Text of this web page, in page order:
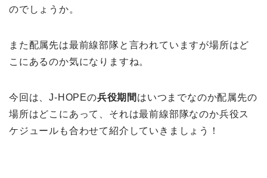
のでしょうか。
また配属先は最前線部隊と言われていますが場所はど
こにあるのか気になりますね。
今回は、J-HOPEの兵役期間 はいつまでなのか配属先の
場所はどこにあって、それは最前線部隊なのか兵役ス
ケジュールも合わせて紹介していきましょう！